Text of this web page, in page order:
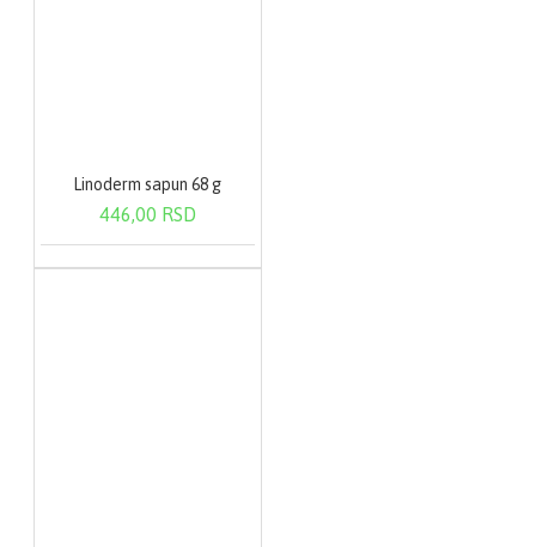
Linoderm sapun 68 g
446,00 RSD